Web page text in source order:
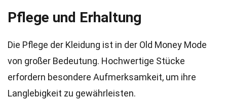
Pflege und Erhaltung
Die Pflege der Kleidung ist in der Old Money Mode
von großer Bedeutung. Hochwertige Stücke
erfordern besondere Aufmerksamkeit, um ihre
Langlebigkeit zu gewährleisten.